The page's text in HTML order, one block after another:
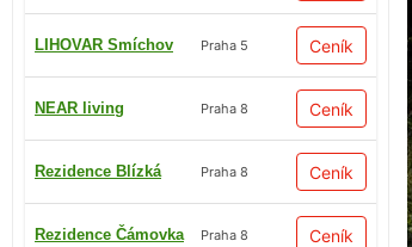
LIHOVAR Smíchov Praha 5 Ceník
NEAR living Praha 8 Ceník
Rezidence Blízká Praha 8 Ceník
Rezidence Čámovka Praha 8 Ceník